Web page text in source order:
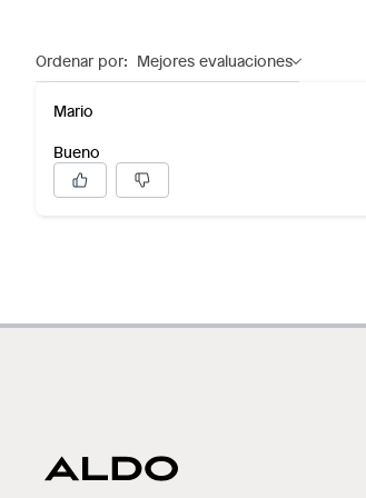
Ordenar por: Mejores evaluaciones
Mario
Bueno